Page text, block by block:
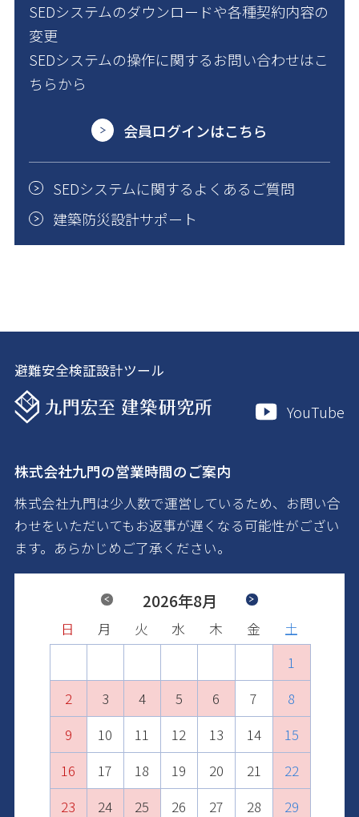
SEDシステムのダウンロードや各種契約内容の
変更
SEDシステムの操作に関するお問い合わせはこ
ちらから
会員ログインはこちら
SEDシステムに関するよくあるご質問
建築防災設計サポート
避難安全検証設計ツール
YouTube
株式会社九門の営業時間のご案内
株式会社九門は少人数で運営しているため、お問い合
わせをいただいてもお返事が遅くなる可能性がござい
ます。あらかじめご了承ください。
2026年8月
日 月 火 水 木 金
土
1
2
3 4 5 6 7
8
9
10 11 12 13 14
15
16
17 18 19 20 21
22
23
24 25 26 27 28
29
日 月 火 水 木 金
土
5
6
7 8 9 10 11
12
13
14 15 16 17 18
19
20
21 22 23 24 25
26
27
28 29 30
日 月 火 水 木 金
土
3
4
5 6 7 8 9
10
11
12 13 14 15 16
17
18
19 20 21 22 23
24
25
26 27 28 29 30 31
日 月 火 水 木 金
土
7
8
9 10 11 12 13
14
15
16 17 18 19 20
21
22
23 24 25 26 27
28
29
30
日 月 火 水 木 金
土
5
6
7 8 9 10 11
12
13
14 15 16 17 18
19
20
21 22 23 24 25
26
27
28 29 30 31
日 月 火 水 木 金
土
2
3
4 5 6 7 8
9
10
11 12 13 14 15
16
17
18 19 20 21 22
23
24
25 26 27 28 29
30